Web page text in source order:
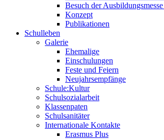
Besuch der
Konzept
Publikationen
Schulleben
Galerie
Ehemalige
Einschulungen
Feste und Feiern
Neujahrsempfänge
Schule:Kultur
Schulsozialarbeit
Klassenpaten
Schulsanitäter
Internationale Kontakte
Erasmus Plus